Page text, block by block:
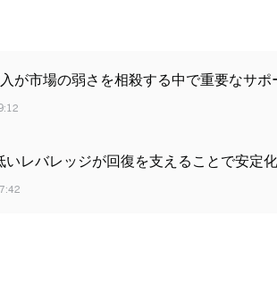
が市場の弱さを相殺する中で重要なサポ
いレバレッジが回復を支えることで安定